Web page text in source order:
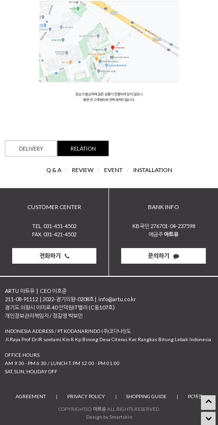
DELIVERY RELATION
Q & A / REVIEW / EVENT / INSTALLATION
CUSTOMER CENTER
TEL. 031-451-4502
FAX. 031-421-4502
전화하기
BANK INFO
KB국민 276701-04-237598
예금주아트유
문의하기
ARTU 아트유 | CEO 이호준
211-08-91112 | 2022-경기의왕-0208호 | info@artu.co.kr
경기도 의왕시 이미로 40 인덕원IT밸리 (C동107호)
개인정보관리책임자 / 정길영 박보민
INDONESIA ADDRESS / PT KODANARINDO (주)코다나린도
JI.Raya Prof Dr.IR soetami Km 8 Kp Binong Desa Citeras Kec Rangkas Bitung Lebak Indonesia
OFFICE HOURS
AM 9:30 - PM 6:30 / LUNCH T. PM 12:00 - PM 01:00
SAT, SUN, HOLIDAY OFF
AGREEMENT | PRIVACY POLICY | SHOPPING GUIDE | PC버전
COPYRIGHT(C) 아트유ALL RIGHTS RESERVED.